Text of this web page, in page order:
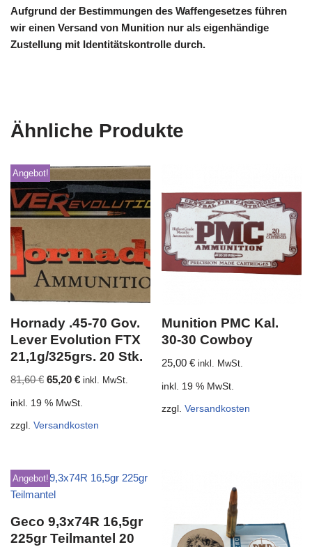
Aufgrund der Bestimmungen des Waffengesetzes führen
wir einen Versand von Munition nur als eigenhändige
Zustellung mit Identitätskontrolle durch.
Ähnliche Produkte
Angebot!
Hornady .45-70 Gov.
Lever Evolution FTX
21,1g/325grs. 20 Stk.
81,60€ 65,20 € inkl. MwSt.
inkl. 19 % MwSt.
zzgl. Versandkosten
Munition PMC Kal.
30-30 Cowboy
25,00€ inkl. MwSt.
inkl. 19 % MwSt.
zzgl.Versandkosten
Angebot!
Geco 9,3x74R 16,5gr
225gr Teilmantel 20